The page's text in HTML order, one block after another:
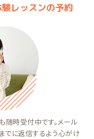
レッスンの予約
随時受付中です。メール
でに返信するよう心がけ